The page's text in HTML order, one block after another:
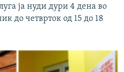
ја нуди дури 4 дена во
до четврток од 15 до 18